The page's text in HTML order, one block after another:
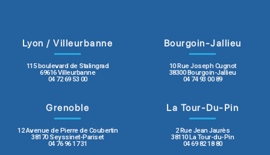
Lyon / Villeurbanne
115 boulevard de Stalingrad
69616 Villeurbanne
04 72 69 53 00
Bourgoin-Jallieu
10 Rue Joseph Cugnot
38300 Bourgoin-Jallieu
04 74 93 00 89
Grenoble
12 Avenue de Pierre de Coubertin
38170 Seyssinet-Pariset
04 76 96 17 31
La Tour-Du-Pin
2 Rue Jean Jaurès
38110 La Tour-du-Pin
04 69 82 18 80